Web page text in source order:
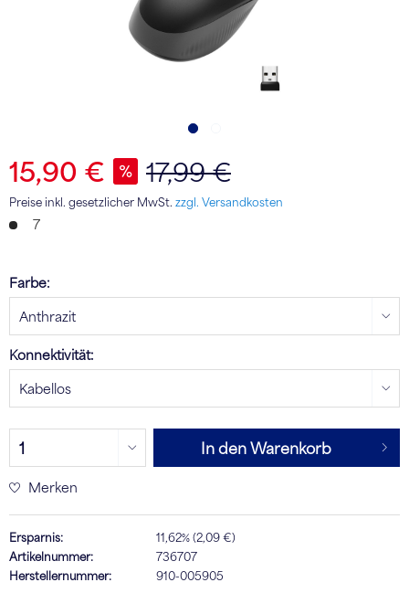
15,90 € 17,99 €
Preise inkl. gesetzlicher MwSt. zzgl. Versandkosten
7
Farbe:
Konnektivität:
In den Warenkorb
Merken
Ersparnis:
11,62% (2,09 €)
Artikelnummer:
736707
Herstellernummer:
910-005905